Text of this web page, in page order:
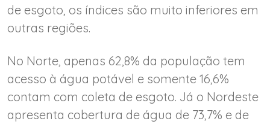
de esgoto, os índices são muito inferiores em
outras regiões.
No Norte, apenas 62,8% da população tem
acesso à água potável e somente 16,6%
contam com coleta de esgoto. Já o Nordeste
apresenta cobertura de água de 73,7% e de